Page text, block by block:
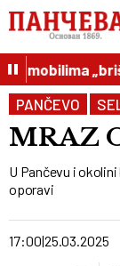
PANČEVO
MRAZ
U Pančevu i
oporavi
17:00 25.03.2025